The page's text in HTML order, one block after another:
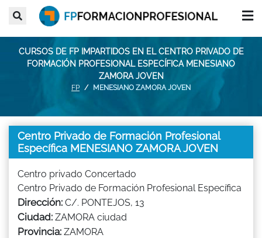
CURSOS DE FP IMPARTIDOS EN EL CENTRO PRIVADO DE
FORMACIÓN PROFESIONAL ESPECÍFICA MENESIANO
ZAMORA JOVEN
FP MENESIANO ZAMORA JOVEN
Centro Privado de Formación Profesional
Específica MENESIANO ZAMORA JOVEN
Centro privado Concertado
Centro Privado de Formación Profesional Específica
Dirección: C/. PONTEJOS, 13
Ciudad: ZAMORA ciudad
Provincia: ZAMORA